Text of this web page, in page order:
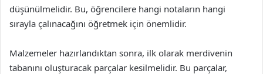
düşünülmelidir. Bu, öğrencilere hangi notaların hangi
sırayla çalınacağını öğretmek için önemlidir.
Malzemeler hazırlandıktan sonra, ilk olarak merdivenin
tabanını oluşturacak parçalar kesilmelidir. Bu parçalar,